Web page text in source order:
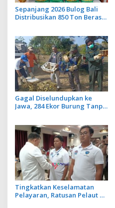
Sepanjang 2026 Bulog Bali
Distribusikan 850 Ton Beras
Gagal Diselundupkan ke
Jawa, 284 Ekor Burung Tanpa
Tingkatkan Keselamatan
Pelayaran, Ratusan Pelaut di